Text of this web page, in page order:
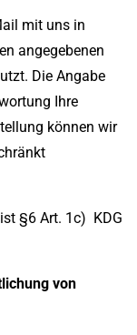
mit uns in
angegebenen
Die Angabe
Ihre
können wir
§6 Art. 1c) KDG
von